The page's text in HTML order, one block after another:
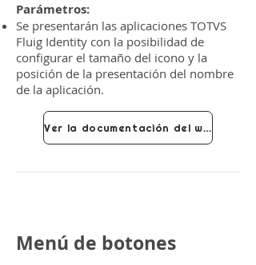
Parámetros:
Se presentarán las aplicaciones TOTVS
Fluig Identity con la posibilidad de
configurar el tamaño del icono y la
posición de la presentación del nombre
de la aplicación.
Ver la documentación del widget
Menú de botones